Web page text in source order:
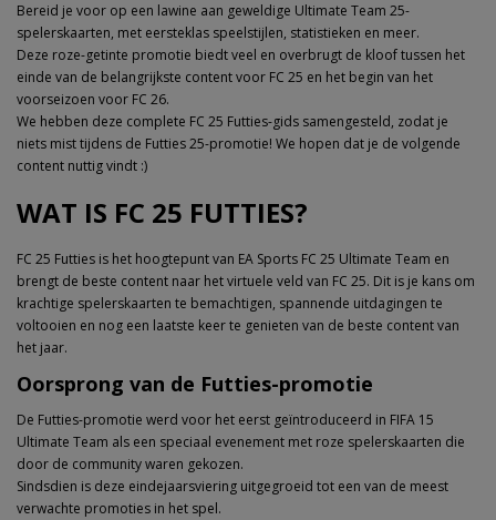
Bereid je voor op een lawine aan geweldige Ultimate Team 25-
spelerskaarten, met eersteklas speelstijlen, statistieken en meer.
Deze roze-getinte promotie biedt veel en overbrugt de kloof tussen het
einde van de belangrijkste content voor FC 25 en het begin van het
voorseizoen voor FC 26.
We hebben deze complete FC 25 Futties-gids samengesteld, zodat je
niets mist tijdens de Futties 25-promotie! We hopen dat je de volgende
content nuttig vindt :)
WAT IS FC 25 FUTTIES?
FC 25 Futties is het hoogtepunt van EA Sports FC 25 Ultimate Team en
brengt de beste content naar het virtuele veld van FC 25. Dit is je kans om
krachtige spelerskaarten te bemachtigen, spannende uitdagingen te
voltooien en nog een laatste keer te genieten van de beste content van
het jaar.
Oorsprong van de Futties-promotie
De Futties-promotie werd voor het eerst geïntroduceerd in FIFA 15
Ultimate Team als een speciaal evenement met roze spelerskaarten die
door de community waren gekozen.
Sindsdien is deze eindejaarsviering uitgegroeid tot een van de meest
verwachte promoties in het spel.